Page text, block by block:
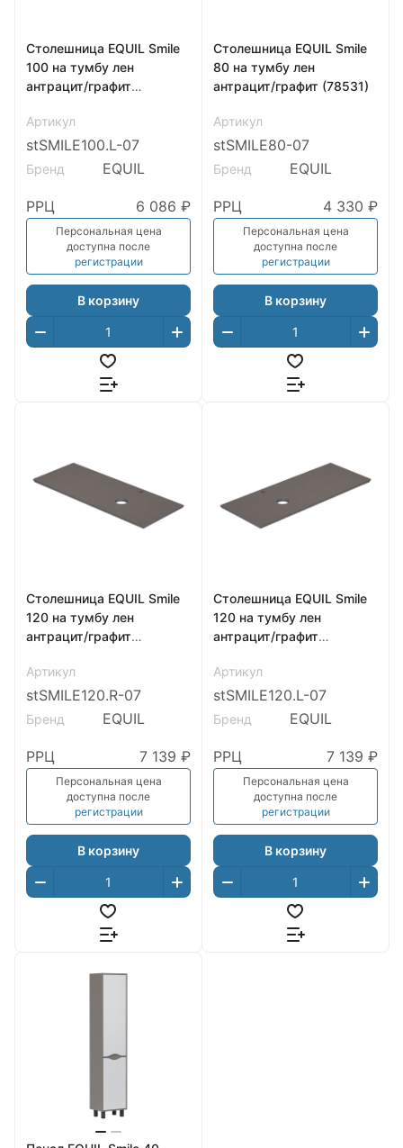
Столешница EQUIL Smile
100 на тумбу лен
антрацит/графит
Артикул
stSMILE100.L-07
Бренд EQUIL
РРЦ 6 086 ₽
Персональная цена
доступна после
регистрации
В корзину
Столешница EQUIL Smile
80 на тумбу лен
антрацит/графит (78531)
Артикул
stSMILE80-07
Бренд EQUIL
РРЦ 4 330 ₽
Персональная цена
доступна после
регистрации
В корзину
Столешница EQUIL Smile
120 на тумбу лен
антрацит/графит
Артикул
stSMILE120.R-07
Бренд EQUIL
РРЦ 7 139 ₽
Персональная цена
доступна после
регистрации
В корзину
Столешница EQUIL Smile
120 на тумбу лен
антрацит/графит
Артикул
stSMILE120.L-07
Бренд EQUIL
РРЦ 7 139 ₽
Персональная цена
доступна после
регистрации
В корзину